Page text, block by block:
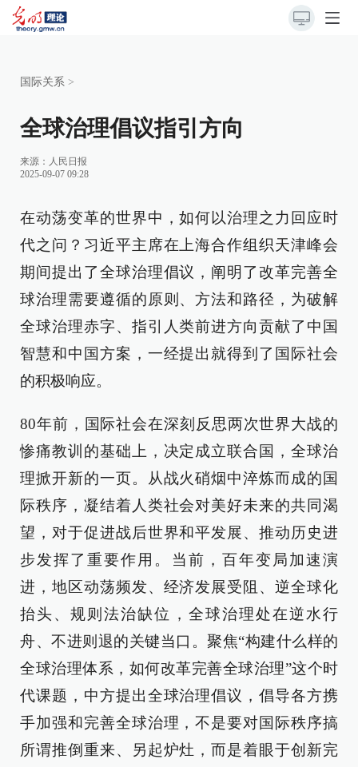
国际关系 >
全球治理倡议指引方向
来源： 人民日报
2025-09-07 09:28
在动荡变革的世界中，如何以治理之力回应时
代之问？习近平主席在上海合作组织天津峰会
期间提出了全球治理倡议，阐明了改革完善全
球治理需要遵循的原则、方法和路径，为破解
全球治理赤字、指引人类前进方向贡献了中国
智慧和中国方案，一经提出就得到了国际社会
的积极响应。
80年前，国际社会在深刻反思两次世界大战的
惨痛教训的基础上，决定成立联合国，全球治
理掀开新的一页。从战火硝烟中淬炼而成的国
际秩序，凝结着人类社会对美好未来的共同渴
望，对于促进战后世界和平发展、推动历史进
步发挥了重要作用。当前，百年变局加速演
进，地区动荡频发、经济发展受阻、逆全球化
抬头、规则法治缺位，全球治理处在逆水行
舟、不进则退的关键当口。聚焦“构建什么样的
全球治理体系，如何改革完善全球治理”这个时
代课题，中方提出全球治理倡议，倡导各方携
手加强和完善全球治理，不是要对国际秩序搞
所谓推倒重来、另起炉灶，而是着眼于创新完